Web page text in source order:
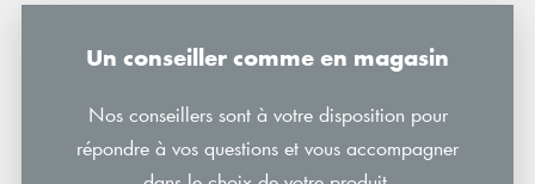
Un conseiller comme en magasin
Nos conseillers sont à votre disposition pour
répondre à vos questions et vous accompagner